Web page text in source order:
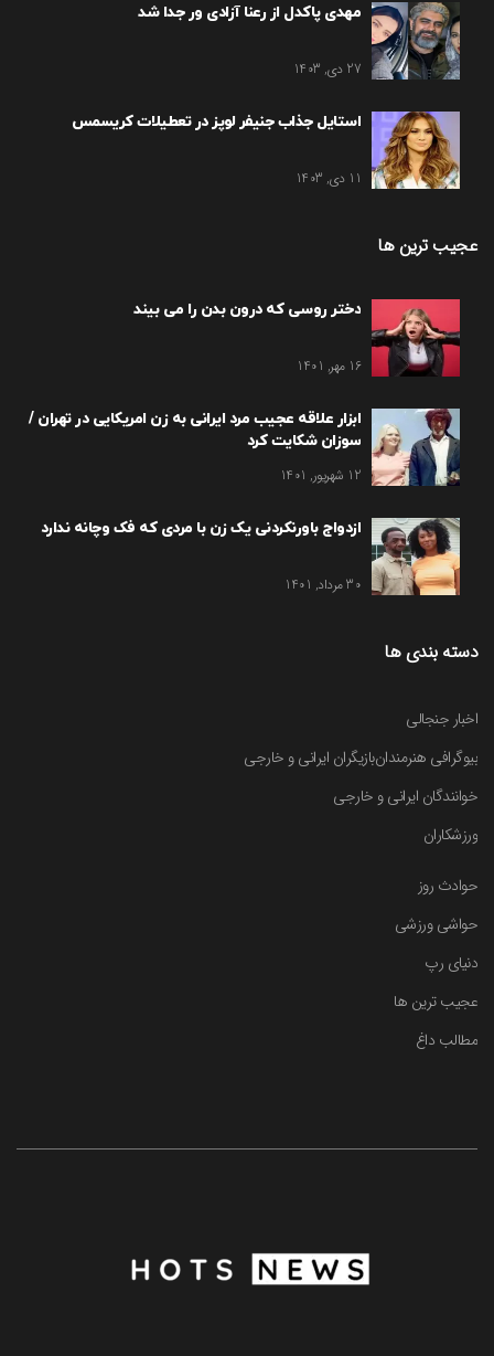
مهدی پاکدل از رعنا آزادی ور جدا شد
27 دی, 1403
استایل جذاب جنیفر لوپز در تعطیلات کریسمس
11 دی, 1403
عجیب ترین ها
دختر روسی که درون بدن را می بیند
16 مهر, 1401
ابزار علاقه عجیب مرد ایرانی به زن امریکایی در تهران /
سوزان شکایت کرد
12 شهریور, 1401
ازدواج باورنکردنی یک زن با مردی که فک وچانه ندارد
30 مرداد, 1401
دسته بندی ها
اخبار جنجالی
بیوگرافی هنرمندانبازیگران ایرانی و خارجی
خوانندگان ایرانی و خارجی
ورزشکاران
حوادث روز
حواشی ورزشی
دنیای رپ
عجیب ترین ها
مطالب داغ